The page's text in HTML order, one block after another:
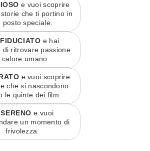
e vuoi scoprire
che ti portino in
posto speciale.
e hai
di ritrovare passione
calore umano.
e vuoi scoprire
che si nascondono
le quinte dei film.
SERENO e vuoi
un momento di
frivolezza.